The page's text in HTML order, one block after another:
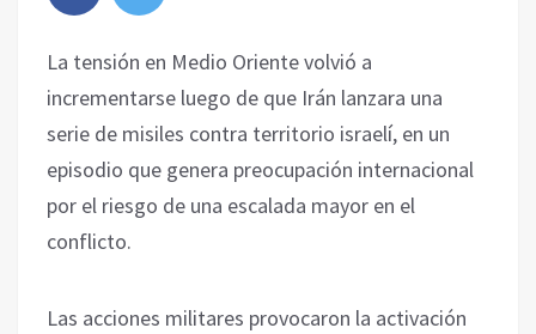
La tensión en Medio Oriente volvió a
incrementarse luego de que Irán lanzara una
serie de misiles contra territorio israelí, en un
episodio que genera preocupación internacional
por el riesgo de una escalada mayor en el
conflicto.
Las acciones militares provocaron la activación